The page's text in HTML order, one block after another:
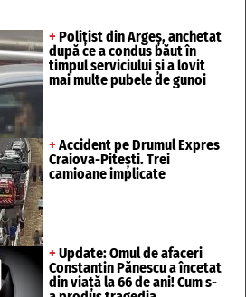
+ Polițist din Argeș, anchetat
după ce a condus băut în
timpul serviciului și a lovit
mai multe pubele de gunoi
+ Accident pe Drumul Expres
Craiova-Pitești. Trei
camioane implicate
+ Update: Omul de afaceri
Constantin Pănescu a încetat
din viață la 66 de ani! Cum s-